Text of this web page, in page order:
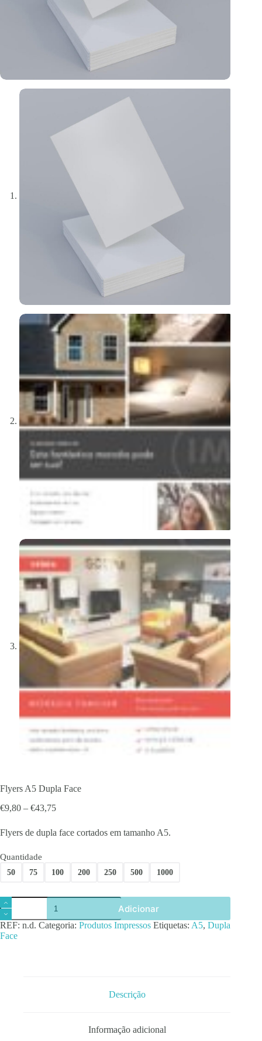
Flyers A5 Dupla Face
€9,80 – €43,75Price
€9,80
through
Flyers de dupla face cortados em tamanho A5.
Quantidade
50 75 100 200 250 500 1000
Quantidade
de
Flyers
A5
Dupla
Adicionar
REF: n.d. Categoria: Produtos Impressos Etiquetas: A5, Dupla
Face
Descrição
Informação adicional